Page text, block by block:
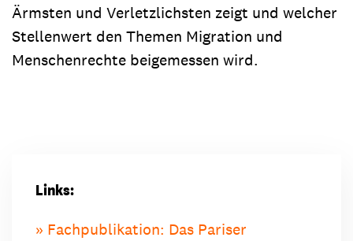
Ärmsten und Verletzlichsten zeigt und welcher
Stellenwert den Themen Migration und
Menschenrechte beigemessen wird.
Links:
Fachpublikation: Das Pariser